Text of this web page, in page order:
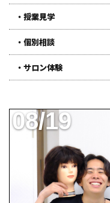
・授業見学
・個別相談
・サロン体験
08/19